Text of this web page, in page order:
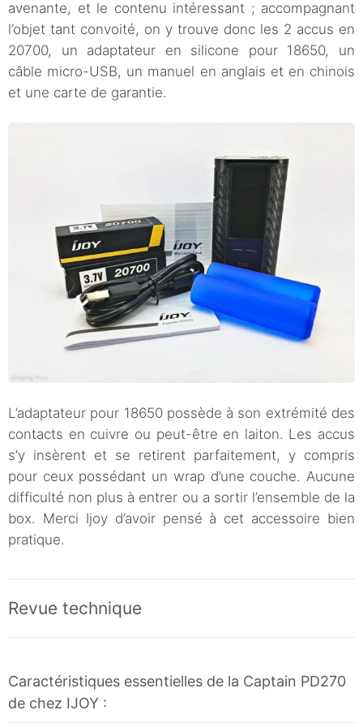
avenante, et le contenu intéressant ; accompagnant
l’objet tant convoité, on y trouve donc les 2 accus en
20700, un adaptateur en silicone pour 18650, un
câble micro-USB, un manuel en anglais et en chinois
et une carte de garantie.
L’adaptateur pour 18650 possède à son extrémité des
contacts en cuivre ou peut-être en laiton. Les accus
s’y insèrent et se retirent parfaitement, y compris
pour ceux possédant un wrap d’une couche. Aucune
difficulté non plus à entrer ou a sortir l’ensemble de la
box. Merci Ijoy d’avoir pensé à cet accessoire bien
pratique.
Revue technique
Caractéristiques essentielles de la Captain PD270
de chez IJOY :